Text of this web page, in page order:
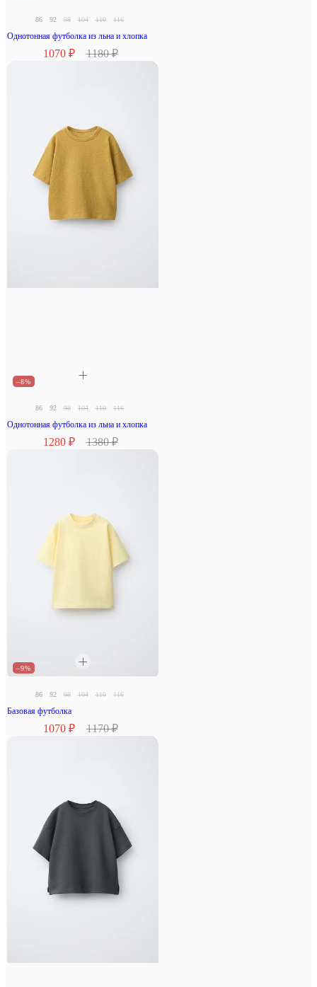
86 92 98 104 110 116
Однотонная футболка из льна и хлопка
1070 ₽ 1180 ₽
–8%
86 92 98 104 110 116
Однотонная футболка из льна и хлопка
1280 ₽ 1380 ₽
–9%
86 92 98 104 110 116
Базовая футболка
1070 ₽ 1170 ₽